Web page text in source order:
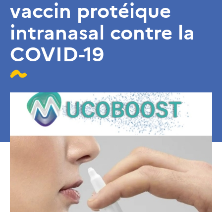
vaccin protéique
intranasal contre la
COVID-19